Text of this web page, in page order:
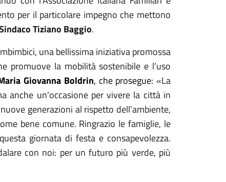
per il particolare impegno che mettono
Tiziano Baggio.
una bellissima iniziativa promossa
promuove la mobilità sostenibile e l’uso
Giovanna Boldrin, che prosegue: «La
anche un’occasione per vivere la città in
generazioni al rispetto dell’ambiente,
bene comune. Ringrazio le famiglie, le
giornata di festa e consapevolezza.
con noi: per un futuro più verde, più